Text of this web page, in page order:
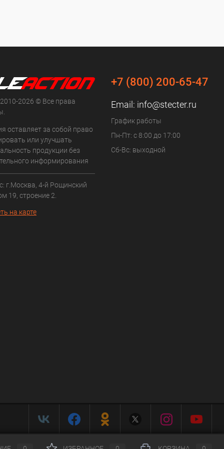
2026 © Все права
оставляет за собой право
или улучшать
продукции без
информирования
г.Москва, 4-й Рощинский
19, строение 2.
на карте
+7 (800) 200-65-47
Email: info@stecter.ru
График работы
Пн-Пт: с 8:00 до 17:00
Сб-Вс: выходной